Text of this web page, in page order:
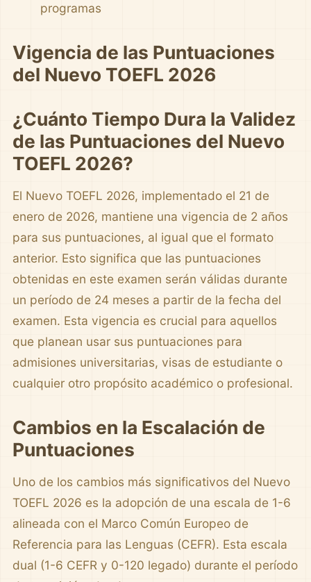
programas
Vigencia de las Puntuaciones
del Nuevo TOEFL 2026
¿Cuánto Tiempo Dura la Validez
de las Puntuaciones del Nuevo
TOEFL 2026?
El Nuevo TOEFL 2026, implementado el 21 de
enero de 2026, mantiene una vigencia de 2 años
para sus puntuaciones, al igual que el formato
anterior. Esto significa que las puntuaciones
obtenidas en este examen serán válidas durante
un período de 24 meses a partir de la fecha del
examen. Esta vigencia es crucial para aquellos
que planean usar sus puntuaciones para
admisiones universitarias, visas de estudiante o
cualquier otro propósito académico o profesional.
Cambios en la Escalación de
Puntuaciones
Uno de los cambios más significativos del Nuevo
TOEFL 2026 es la adopción de una escala de 1-6
alineada con el Marco Común Europeo de
Referencia para las Lenguas (CEFR). Esta escala
dual (1-6 CEFR y 0-120 legado) durante el período